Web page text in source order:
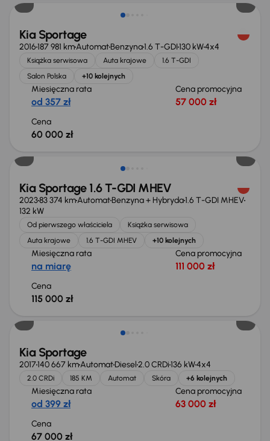
Kia Sportage
2016187 981 kmAutomatBenzyna1.6 T-GDI130 kW4x4
Książka serwisowa Auta krajowe
1.6 T-GDI
Salon Polska
+10 kolejnych
Miesięczna rata
od 357 zł
Cena promocyjna
57 000 zł
Cena
60 000 zł
Możliwość odliczenia VAT
Kia Sportage 1.6 T-GDI MHEV
202383 374 kmAutomatBenzyna + Hybryda1.6 T-GDI MHEV
132 kW
Od pierwszego właściciela
Książka serwisowa
Auta krajowe
1.6 T-GDI MHEV +10 kolejnych
Miesięczna rata
na miarę
Cena promocyjna
111 000 zł
Cena
115 000 zł
Kia Sportage
2017140 667 kmAutomatDiesel2.0 CRDi136 kW4x4
2.0 CRDi 185 KM Automat Skóra +6 kolejnych
Miesięczna rata
od 399 zł
Cena promocyjna
63 000 zł
Cena
67 000 zł